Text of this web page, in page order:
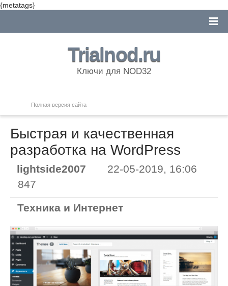
{metatags}
Trialnod.ru
Ключи для NOD32
Полная версия сайта
Быстрая и качественная
разработка на WordPress
lightside2007
22-05-2019, 16:06
847
Техника и Интернет